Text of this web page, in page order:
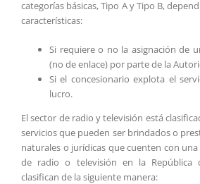
categorías básicas, Tipo A y Tipo B,
características:
Si requiere o no la asignación de
(no de enlace) por parte de la
Si el concesionario explota el
lucro.
El sector de radio y televisión está
servicios que pueden ser brindados o
naturales o jurídicas que cuenten con
de radio o televisión en la República
clasifican de la siguiente manera: